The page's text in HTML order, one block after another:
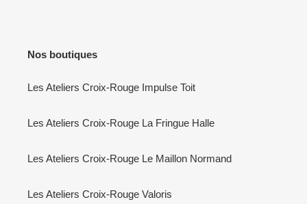
Nos boutiques
Les Ateliers Croix-Rouge Impulse Toit
Les Ateliers Croix-Rouge La Fringue Halle
Les Ateliers Croix-Rouge Le Maillon Normand
Les Ateliers Croix-Rouge Valoris